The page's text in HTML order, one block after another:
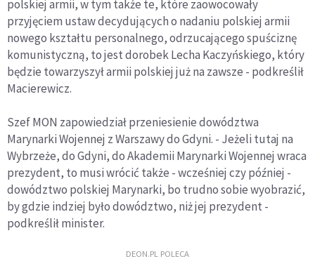
polskiej armii, w tym także te, które zaowocowały
przyjęciem ustaw decydujących o nadaniu polskiej armii
nowego kształtu personalnego, odrzucającego spuściznę
komunistyczną, to jest dorobek Lecha Kaczyńskiego, który
będzie towarzyszył armii polskiej już na zawsze - podkreślił
Macierewicz.
Szef MON zapowiedział przeniesienie dowództwa
Marynarki Wojennej z Warszawy do Gdyni. - Jeżeli tutaj na
Wybrzeże, do Gdyni, do Akademii Marynarki Wojennej wraca
prezydent, to musi wrócić także - wcześniej czy później -
dowództwo polskiej Marynarki, bo trudno sobie wyobrazić,
by gdzie indziej było dowództwo, niż jej prezydent -
podkreślił minister.
DEON.PL POLECA